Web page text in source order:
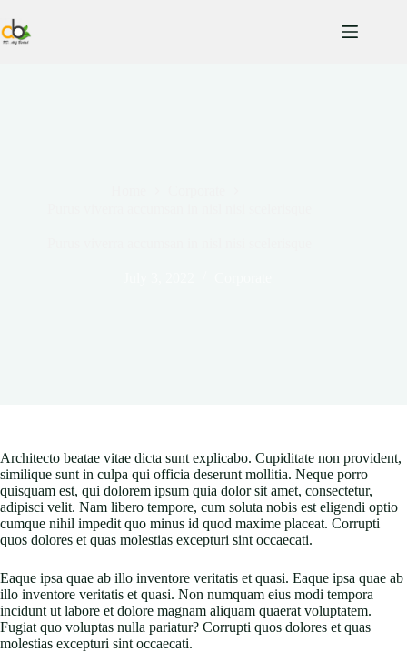
Architecto beatae vitae dicta sunt explicabo. Cupiditate non provident,
similique sunt in culpa qui officia deserunt mollitia. Neque porro
quisquam est, qui dolorem ipsum quia dolor sit amet, consectetur,
adipisci velit. Nam libero tempore, cum soluta nobis est eligendi optio
cumque nihil impedit quo minus id quod maxime placeat. Corrupti
quos dolores et quas molestias excepturi sint occaecati.
Eaque ipsa quae ab illo inventore veritatis et quasi. Eaque ipsa quae ab
illo inventore veritatis et quasi. Non numquam eius modi tempora
incidunt ut labore et dolore magnam aliquam quaerat voluptatem.
Fugiat quo voluptas nulla pariatur? Corrupti quos dolores et quas
molestias excepturi sint occaecati.